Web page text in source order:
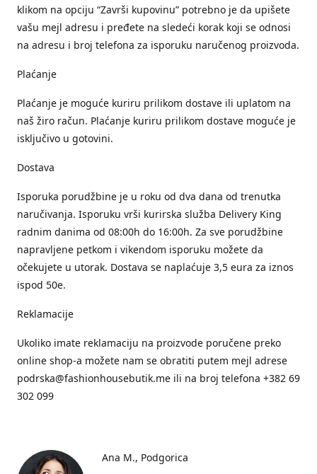
klikom na opciju “Završi kupovinu” potrebno je da upišete
vašu mejl adresu i pređete na sledeći korak koji se odnosi
na adresu i broj telefona za isporuku naručenog proizvoda.
Plaćanje
Plaćanje je moguće kuriru prilikom dostave ili uplatom na
naš žiro račun. Plaćanje kuriru prilikom dostave moguće je
isključivo u gotovini.
Dostava
Isporuka porudžbine je u roku od dva dana od trenutka
naručivanja. Isporuku vrši kurirska služba Delivery King
radnim danima od 08:00h do 16:00h. Za sve porudžbine
napravljene petkom i vikendom isporuku možete da
očekujete u utorak. Dostava se naplaćuje 3,5 eura za iznos
ispod 50e.
Reklamacije
Ukoliko imate reklamaciju na proizvode poručene preko
online shop-a možete nam se obratiti putem mejl adrese
podrska@fashionhousebutik.me ili na broj telefona +382 69
302 099
Ana M. Podgorica